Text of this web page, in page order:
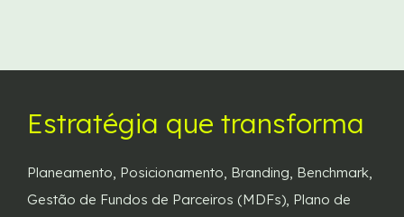
Estratégia que transforma
Planeamento, Posicionamento, Branding, Benchmark,
Gestão de Fundos de Parceiros (MDFs), Plano de